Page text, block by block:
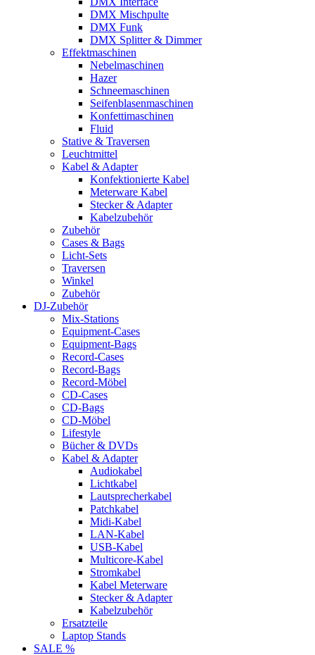
DMX Mischpulte
DMX Funk
DMX Splitter & Dimmer
Effektmaschinen
Nebelmaschinen
Hazer
Schneemaschinen
Seifenblasenmaschinen
Konfettimaschinen
Fluid
Stative & Traversen
Leuchtmittel
Kabel & Adapter
Konfektionierte Kabel
Meterware Kabel
Stecker & Adapter
Kabelzubehör
Zubehör
Cases & Bags
Licht-Sets
Traversen
Winkel
Zubehör
DJ-Zubehör
Mix-Stations
Equipment-Cases
Equipment-Bags
Record-Cases
Record-Bags
Record-Möbel
CD-Cases
CD-Bags
CD-Möbel
Lifestyle
Bücher & DVDs
Kabel & Adapter
Audiokabel
Lichtkabel
Lautsprecherkabel
Patchkabel
Midi-Kabel
LAN-Kabel
USB-Kabel
Multicore-Kabel
Stromkabel
Kabel Meterware
Stecker & Adapter
Kabelzubehör
Ersatzteile
Laptop Stands
SALE %